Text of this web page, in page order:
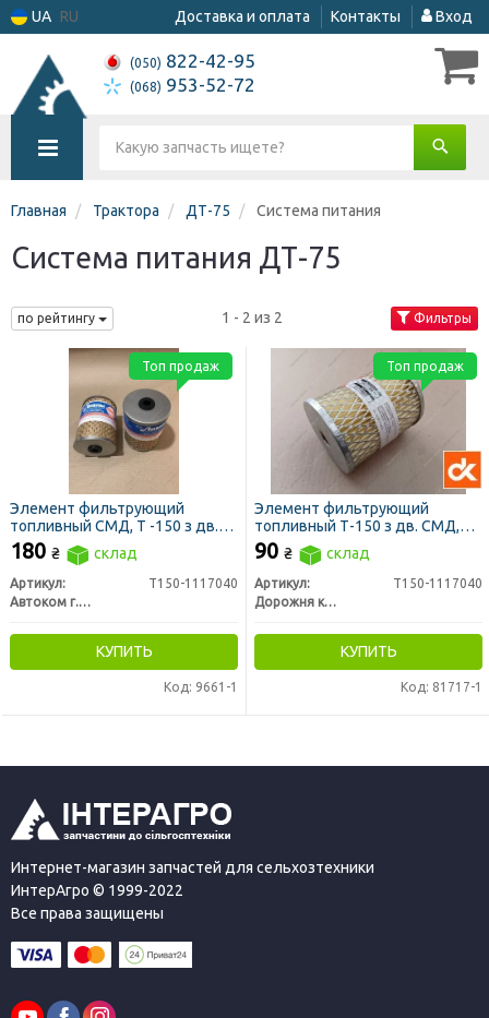
UA RU Доставка и оплата Контакты Вход
(050) 822-42-95
(068) 953-52-72
Главная Трактора ДТ-75 Система питания
Система питания ДТ-75
по рейтингу 1 - 2 из 2 Фильтры
Элемент фильтрующий
топливный СМД, Т -150 з дв.
СМД, ДОН 1500, НИВА СК 5
сквозной (ЛААЗ)
180 ₴ склад
Артикул:
Т150-1117040
Автоком г. Ливны
КУПИТЬ
Код: 9661-1
Топ продаж
Элемент фильтрующий
топливный Т-150 з дв. СМД,
ДОН 1500, НИВА СК 5 метал.
сквозной 12х9 см (ДК)
90 ₴ склад
Артикул:
Т150-1117040
Дорожня карта
КУПИТЬ
Код: 81717-1
Топ продаж
Интернет-магазин запчастей для сельхозтехники
ИнтерАгро © 1999-2022
Все права защищены